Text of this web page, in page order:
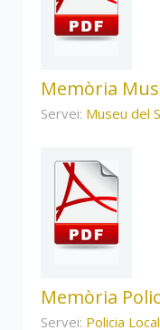
Memòria
Servei: Museu del
Memòria
Servei: Policia Local